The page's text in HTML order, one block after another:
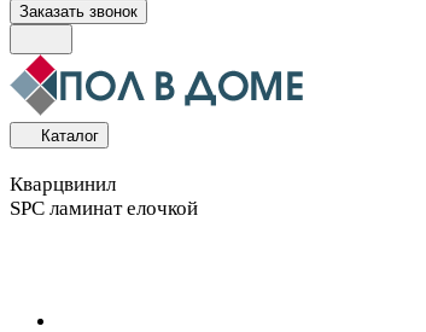
Заказать звонок
Каталог
Кварцвинил
SPC ламинат елочкой